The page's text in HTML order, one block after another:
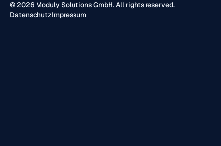
© 2026 Moduly Solutions GmbH. All rights reserved.
DatenschutzImpressum